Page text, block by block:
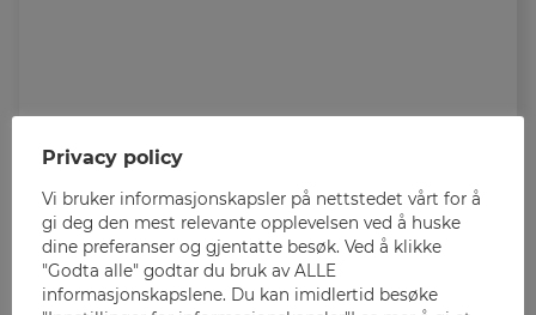
VI SKIFTER NAVN
Privacy policy
Vi bruker informasjonskapsler på nettstedet vårt for å
gi deg den mest relevante opplevelsen ved å huske
dine preferanser og gjentatte besøk. Ved å klikke
"Godta alle" godtar du bruk av ALLE
informasjonskapslene. Du kan imidlertid besøke